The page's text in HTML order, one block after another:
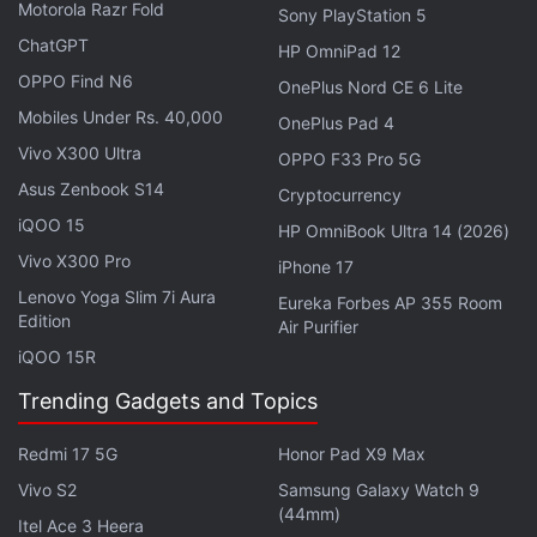
प्रोसेसर
Oppo Reno 16c 5G मध्ये MediaTek Dimensity 7300
चिपसेट देण्यात आला आहे. तर Google Pixel 9a मध्ये चौथ्या पिढीचा
Tensor G4 प्रोसेसर मिळतो. दुसरीकडे Samsung Galaxy S25
FE मध्ये Samsung Exynos 2400 प्रोसेसर देण्यात आला आहे.
ऑपरेटिंग सिस्टम
Oppo Reno 16c 5G हा Android 16 आधारित ColorOS 16
वर चालतो. तर Google Pixel 9a हा Android 15 ऑपरेटिंग
सिस्टमवर कार्य करतो. तसेच Samsung Galaxy S25 FE हा
Android 16 आधारित One UI 8 वर चालतो.
Oppo Reno 16c 5G मध्ये 7,000mAh क्षमतेची मोठी बॅटरी
देण्यात आली आहे, जी 80W वायर्ड फास्ट चार्जिंगला सपोर्ट करते. तर
Samsung Galaxy S25 FE मध्ये 4,900mAh बॅटरी असून ती
Motorola Razr Fold
ChatGPT
OPPO Find N6
Mobiles Under Rs. 40,000
Vivo X300 Ultra
Asus Zenbook S14
iQOO 15
Vivo X300 Pro
Lenovo Yoga Slim 7i Aura
Edition
iQOO 15R
Sony PlayStation 5
HP OmniPad 12
OnePlus Nord CE 6 Lite
OnePlus Pad 4
OPPO F33 Pro 5G
Cryptocurrency
HP OmniBook Ultra 14 (2026)
iPhone 17
Eureka Forbes AP 355 Room
Air Purifier
Trending Gadgets and Topics
Redmi 17 5G
Vivo S2
Itel Ace 3 Heera
Honor Pad X9 Max
Samsung Galaxy Watch 9
(44mm)